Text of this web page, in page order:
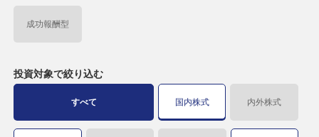
成功報酬型
投資対象で絞り込む
すべて 国内株式 内外株式